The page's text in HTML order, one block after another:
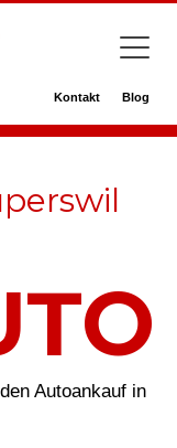
Kontakt Blog
Autoankauf in